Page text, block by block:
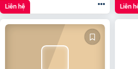
Liên hệ Liên